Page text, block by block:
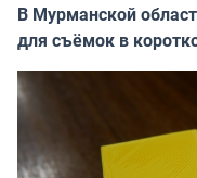
В Мурманской
для съёмок в